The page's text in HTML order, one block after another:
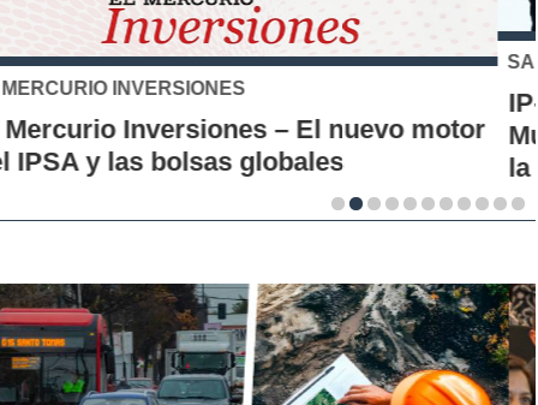
SANTO TOMÁS
IP-CFT Santo Tomás y Red de Hubs
Municipales firman alianza para impulsar
la innovación en los territorios